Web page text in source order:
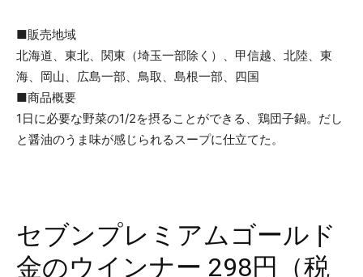
■販売地域
北海道、東北、関東（埼玉一部除く）、甲信越、北陸、東
海、岡山、広島一部、鳥取、島根一部、四国
■商品概要
1日に必要な野菜の1/2を摂ることができる、鶏団子鍋。だし
と醤油のうま味が感じられるスープに仕立てた。
セブンプレミアムゴールド
金のウインナー 298円（税